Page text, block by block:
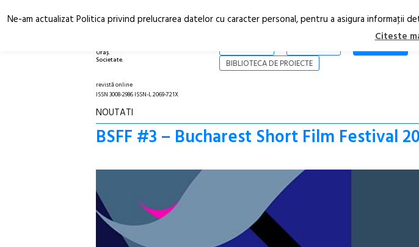
Oraș.
Societate.
STIRI
BIBLIOTECA DE PROIECTE
revistă online
ISSN 3008-2986 ISSN-L 2069-721X
NOUTATI
BSFF #3 – Bucharest Short Film Festival
Ne-am actualizat Politica privind prelucrarea datelor cu caracter personal, pentru a asigura informaţii
Citeste